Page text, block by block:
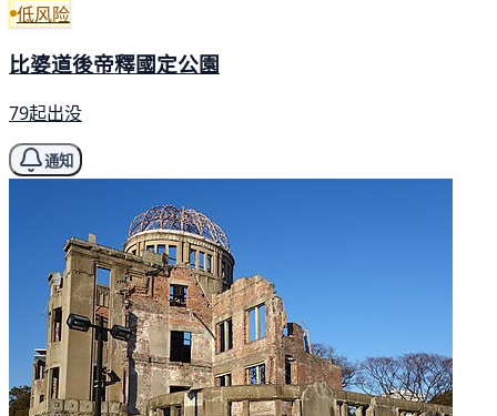
低风险
比婆道後帝釋國定公園
79起出没
通知